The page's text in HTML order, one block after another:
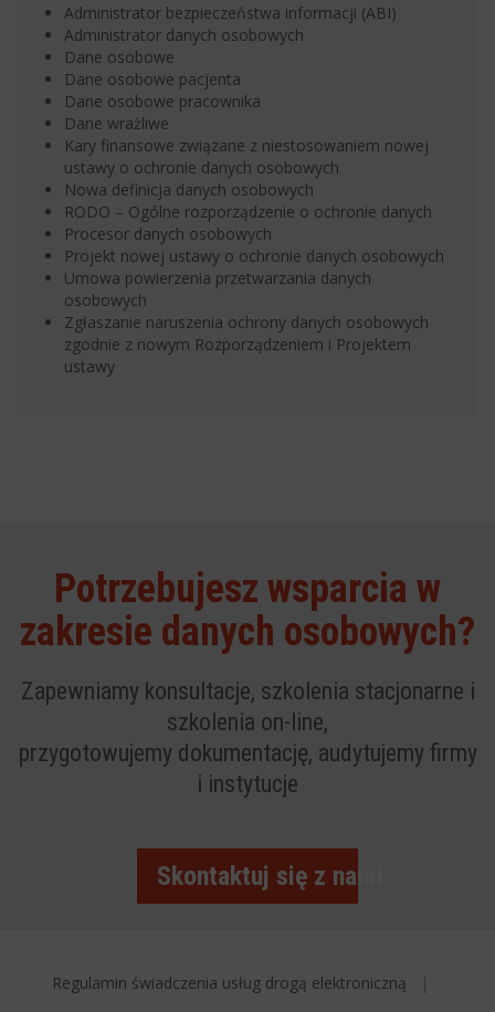
Administrator bezpieczeństwa informacji (ABI)
Administrator danych osobowych
Dane osobowe
Dane osobowe pacjenta
Dane osobowe pracownika
Dane wrażliwe
Kary finansowe związane z niestosowaniem nowej
ustawy o ochronie danych osobowych
Nowa definicja danych osobowych
RODO – Ogólne rozporządzenie o ochronie danych
Procesor danych osobowych
Projekt nowej ustawy o ochronie danych osobowych
Umowa powierzenia przetwarzania danych
osobowych
Zgłaszanie naruszenia ochrony danych osobowych
zgodnie z nowym Rozporządzeniem i Projektem
ustawy
Potrzebujesz wsparcia w
zakresie danych osobowych?
Zapewniamy konsultacje, szkolenia stacjonarne i
szkolenia on-line,
przygotowujemy dokumentację, audytujemy firmy
i instytucje
Skontaktuj się z nami
Regulamin świadczenia usług drogą elektroniczną